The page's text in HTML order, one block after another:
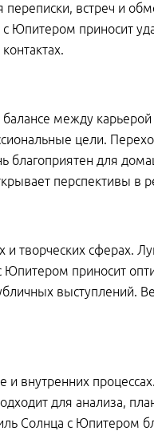
переписки, встреч и
Юпитером приносит
балансе между
цели.
благоприятен для
перспективы в
и творческих сферах.
Юпитером приносит
выступлений.
внутренних
для анализа,
Солнца с Юпитером